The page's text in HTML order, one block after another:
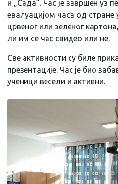
и „Сада”. Час је завршен уз
евалуацијом часа од стране
црвеног или зеленог
ли им се час свидео или не.
Све активности су биле
презентације. Час је био
ученици весели и активни.